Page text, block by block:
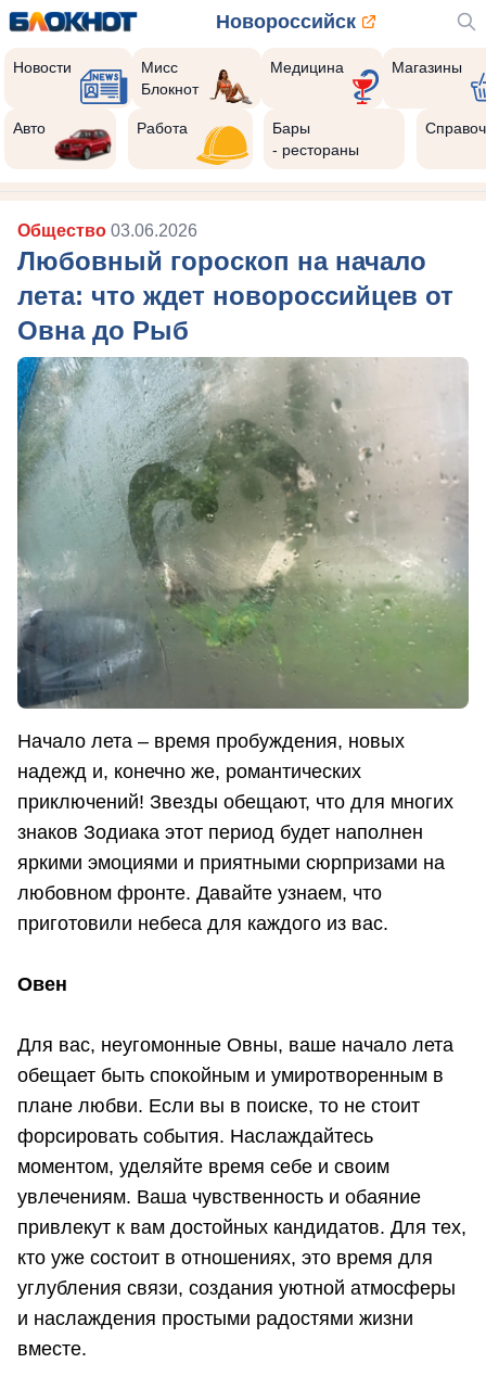
Новороссийск
Новости
Мисс
Блокнот
Медицина Магазины
Авто Работа
Бары
- рестораны
Общество 03.06.2026
Любовный гороскоп на начало
лета: что ждет новороссийцев от
Овна до Рыб
Начало лета – время пробуждения, новых
надежд и, конечно же, романтических
приключений! Звезды обещают, что для многих
знаков Зодиака этот период будет наполнен
яркими эмоциями и приятными сюрпризами на
любовном фронте. Давайте узнаем, что
приготовили небеса для каждого из вас.
Овен
Для вас, неугомонные Овны, ваше начало лета
обещает быть спокойным и умиротворенным в
плане любви. Если вы в поиске, то не стоит
форсировать события. Наслаждайтесь
моментом, уделяйте время себе и своим
увлечениям. Ваша чувственность и обаяние
привлекут к вам достойных кандидатов. Для тех,
кто уже состоит в отношениях, это время для
углубления связи, создания уютной атмосферы
и наслаждения простыми радостями жизни
вместе.